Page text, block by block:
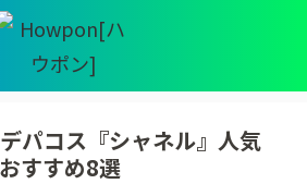
パコス『シャネル』人気
すすめ8選